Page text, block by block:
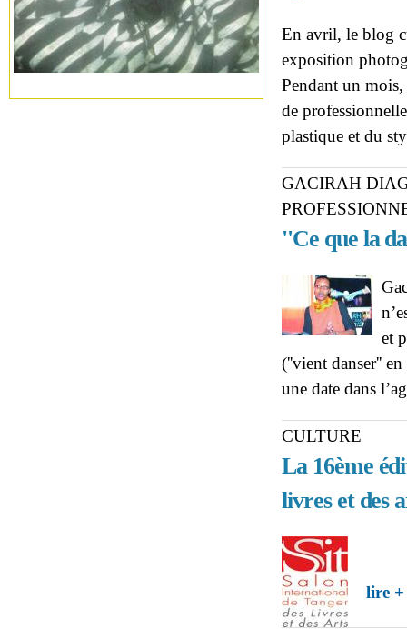
En avril, le blog
exposition
Pendant un
de
plastique et du
GACIRAH
''Ce que la
et
(''vient danser''
une date dans
CULTURE
La 16ème
livres et des
lire +